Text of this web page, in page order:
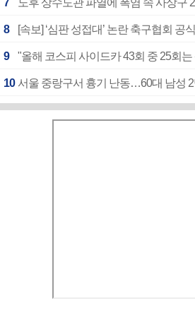
7 노후 상수도관 파열에 폭염 속 사상구
8
9 "올해 코스피 사이드카 43회 중 25회
10 서울 중랑구서 흉기 난동…60대 남성